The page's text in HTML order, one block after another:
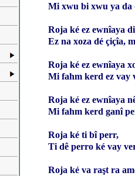
Mi xwu bi xwu ya da
Roja ké ez ewnîaya
Ez na xoza dé çiçîa,
Roja ké ez ewnîaya
Mi fahm kerd ez vay
Roja ké ez ewnîaya
Mi fahm kerd ganî
Roja ké ti bî perr,
Ti dê perro ké vay
Roja ké va raşt ra